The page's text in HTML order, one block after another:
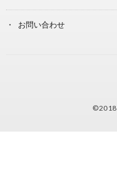
お問い合わせ
©2018